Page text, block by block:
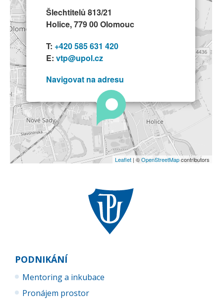
Šlechtitelů 813/21
Holice, 779 00 Olomouc
T: +420 585 631 420
E: vtp@upol.cz
Navigovat na adresu
Leaflet | ©OpenStreetMapcontributors
PODNIKÁNÍ
Mentoring a inkubace
Pronájem prostor